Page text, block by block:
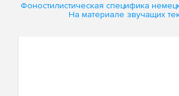
Фоностилистическая специфика
На материале звучащих